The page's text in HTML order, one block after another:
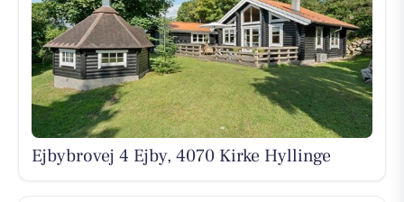
Ejbybrovej 4 Ejby, 4070 Kirke Hyllinge